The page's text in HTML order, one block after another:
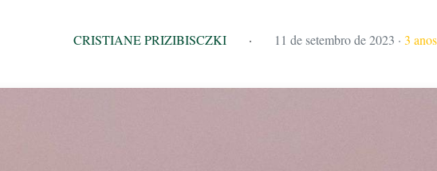
CRISTIANE PRIZIBISCZKI · 11 de setembro de 2023 · 3